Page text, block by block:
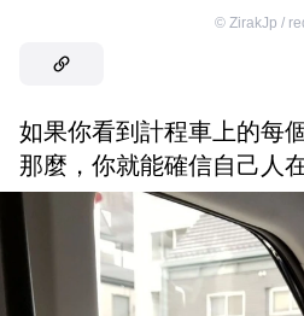
© ZirakJp /
如果你看到計程車上的每
那麼，你就能確信自己人